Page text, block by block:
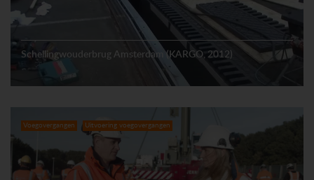
Schellingwouderbrug Amsterdam (KARGO, 2012)
Voegovergangen Uitvoering voegovergangen